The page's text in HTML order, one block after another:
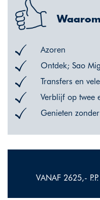
Azoren
Ontdek; Sao
Transfers en
Verblijf op twee
Genieten
VANAF 2625,- P.P.